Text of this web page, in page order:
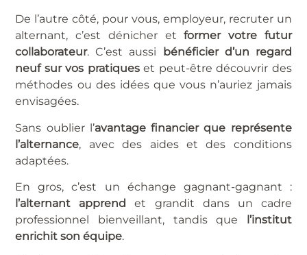
De l’autre côté, pour vous, employeur, recruter un
alternant, c’est dénicher etformer votre futur
collaborateur. C’est aussi
bénéficier d’un regard
neuf sur vos pratiqueset peut-être découvrir des
méthodes ou des idées que vous n’auriez jamais
envisagées.
Sans oublier l’avantage financier que représente
l’alternance, avec des aides et des conditions
adaptées.
En gros, c’est un échange gagnant-gagnant :
l’alternant apprend et grandit dans un cadre
professionnel bienveillant, tandis que l’institut
enrichit son équipe.